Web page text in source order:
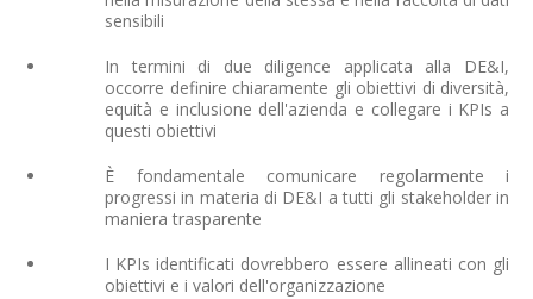
sensibili
In termini di due diligence applicata alla DE&I,
occorre definire chiaramente gli obiettivi di diversità,
equità e inclusione dell'azienda e collegare i KPIs a
questi obiettivi
È fondamentale comunicare regolarmente i
progressi in materia di DE&I a tutti gli stakeholder in
maniera trasparente
I KPIs identificati dovrebbero essere allineati con gli
obiettivi e i valori dell'organizzazione